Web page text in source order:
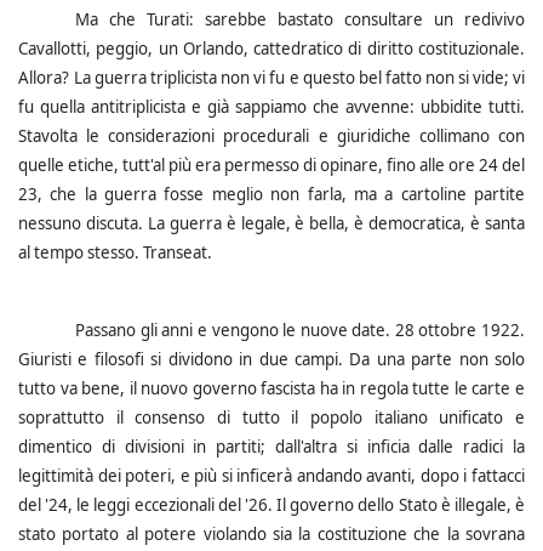
Ma che Turati: sarebbe bastato consultare un redivivo
Cavallotti, peggio, un Orlando, cattedratico di diritto costituzionale.
Allora? La guerra triplicista non vi fu e questo bel fatto non si vide; vi
fu quella antitriplicista e già sappiamo che avvenne: ubbidite tutti.
Stavolta le considerazioni procedurali e giuridiche collimano con
quelle etiche, tutt'al più era permesso di opinare, fino alle ore 24 del
23, che la guerra fosse meglio non farla, ma a cartoline partite
nessuno discuta. La guerra è legale, è bella, è democratica, è santa
al tempo stesso. Transeat.
Passano gli anni e vengono le nuove date. 28 ottobre 1922.
Giuristi e filosofi si dividono in due campi. Da una parte non solo
tutto va bene, il nuovo governo fascista ha in regola tutte le carte e
soprattutto il consenso di tutto il popolo italiano unificato e
dimentico di divisioni in partiti; dall'altra si inficia dalle radici la
legittimità dei poteri, e più si inficerà andando avanti, dopo i fattacci
del '24, le leggi eccezionali del '26. Il governo dello Stato è illegale, è
stato portato al potere violando sia la costituzione che la sovrana